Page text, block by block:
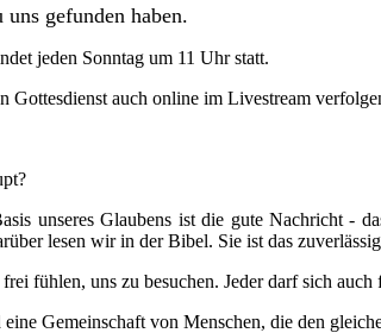
uns gefunden haben.
jeden Sonntag um 11 Uhr statt.
Gottesdienst auch online im Livestream
unseres Glaubens ist die gute Nachricht -
lesen wir in der Bibel. Sie ist das
fühlen, uns zu besuchen. Jeder darf sich
Gemeinschaft von Menschen, die den